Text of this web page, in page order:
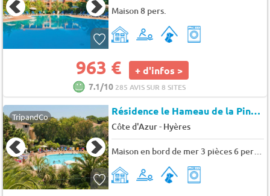
Maison 8 pers.
963 € + d'infos >
7.1/10 285 AVIS SUR 8 SITES
TripandCo Résidence le Hameau de la Pinède
Côte d'Azur- Hyères
Maison en bord de mer 3 pièces 6 personnes climatisé - Prestige - 6 pers. - 43m2 - TV